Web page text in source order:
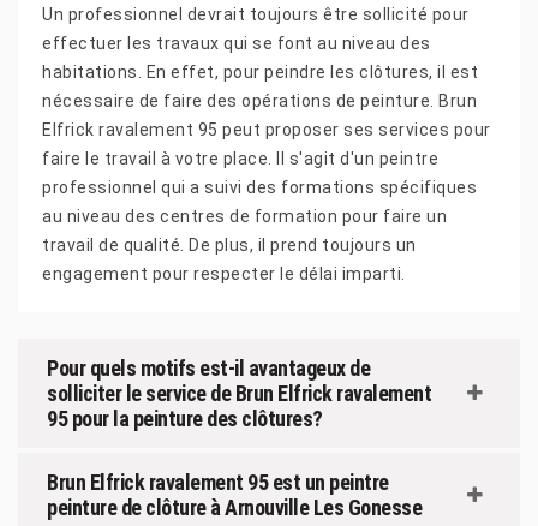
Un professionnel devrait toujours être sollicité pour
effectuer les travaux qui se font au niveau des
habitations. En effet, pour peindre les clôtures, il est
nécessaire de faire des opérations de peinture. Brun
Elfrick ravalement 95 peut proposer ses services pour
faire le travail à votre place. Il s'agit d'un peintre
professionnel qui a suivi des formations spécifiques
au niveau des centres de formation pour faire un
travail de qualité. De plus, il prend toujours un
engagement pour respecter le délai imparti.
Pour quels motifs est-il avantageux de
solliciter le service de Brun Elfrick ravalement
95 pour la peinture des clôtures?
Brun Elfrick ravalement 95 est un peintre
peinture de clôture à Arnouville Les Gonesse